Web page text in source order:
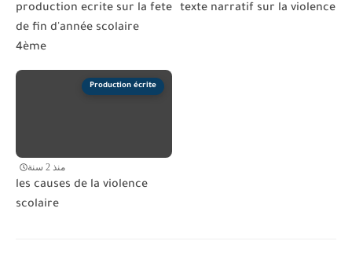
production ecrite sur la fete
de fin d'année scolaire
4ème
texte narratif sur la violence
Production écrite
منذ 2 سنة
les causes de la violence
scolaire